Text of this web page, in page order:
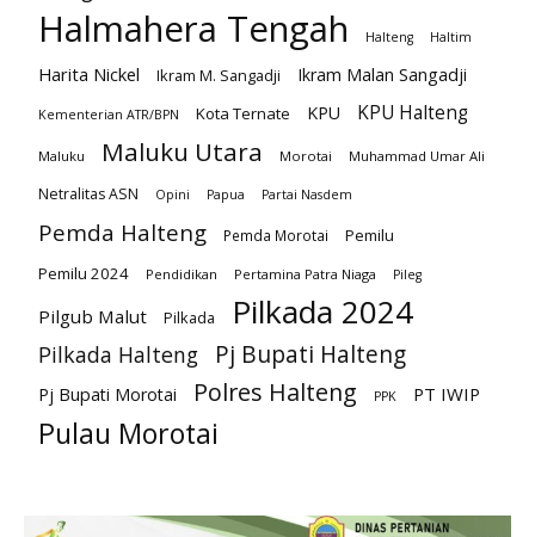
Halmahera Tengah Halteng Haltim
Harita Nickel Ikram M. Sangadji Ikram Malan Sangadji
Kementerian ATR/BPN Kota Ternate KPU KPU Halteng
Maluku Maluku Utara Morotai Muhammad Umar Ali
Netralitas ASN Opini Papua Partai Nasdem
Pemda Halteng Pemda Morotai
Pemilu
Pemilu 2024
Pendidikan Pertamina Patra Niaga Pileg
Pilgub Malut Pilkada Pilkada 2024
Pilkada Halteng Pj Bupati Halteng
Pj Bupati Morotai Polres Halteng PPK PT IWIP
Pulau Morotai